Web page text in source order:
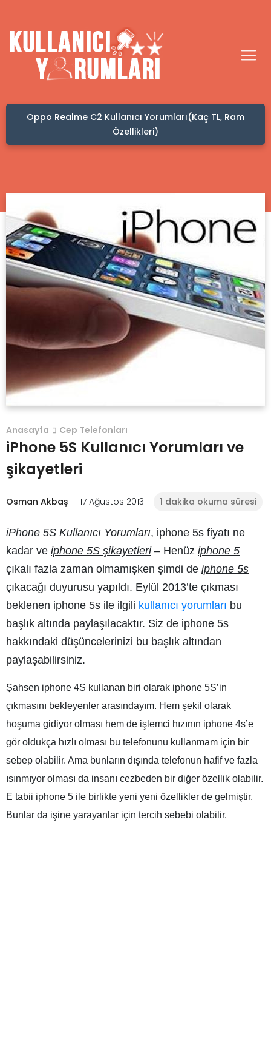
TL, Ram Kafadan Hacamat Yaptıranların
Anasayfa Cep Telefonları
iPhone 5S Kullanıcı Yorumları ve
şikayetleri
Osman Akbaş 17 Ağustos 2013 1 dakika okuma süresi
iPhone 5S Kullanıcı Yorumları, iphone 5s fiyatı ne
kadar ve iphone 5S şikayetleri– Henüz iphone 5
çıkalı fazla zaman olmamışken şimdi de iphone 5s
çıkacağı duyurusu yapıldı. Eylül 2013’te çıkması
beklenen iphone 5s ile ilgili kullanıcı yorumları bu
başlık altında paylaşılacaktır. Siz de iphone 5s
hakkındaki düşüncelerinizi bu başlık altından
paylaşabilirsiniz.
Şahsen iphone 4S kullanan biri olarak iphone 5S’in
çıkmasını bekleyenler arasındayım. Hem şekil olarak
hoşuma gidiyor olması hem de işlemci hızının iphone 4s’e
gör oldukça hızlı olması bu telefonunu kullanmam için bir
sebep olabilir. Ama bunların dışında telefonun hafif ve fazla
ısınmıyor olması da insanı cezbeden bir diğer özellik olabilir.
E tabii iphone 5 ile birlikte yeni yeni özellikler de gelmiştir.
Bunlar da işine yarayanlar için tercih sebebi olabilir.